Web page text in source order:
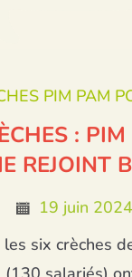
PIM PAM
:
REJOINT
19 juin 2024
les six crèches